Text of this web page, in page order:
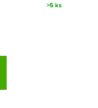
>5 ks